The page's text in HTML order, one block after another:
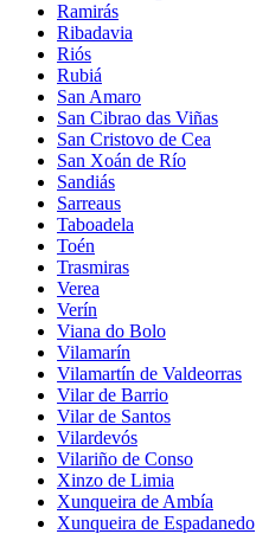
Ramirás
Ribadavia
Riós
Rubiá
San Amaro
San Cibrao das Viñas
San Cristovo de Cea
San Xoán de Río
Sandiás
Sarreaus
Taboadela
Toén
Trasmiras
Verea
Verín
Viana do Bolo
Vilamarín
Vilamartín de Valdeorras
Vilar de Barrio
Vilar de Santos
Vilardevós
Vilariño de Conso
Xinzo de Limia
Xunqueira de Ambía
Xunqueira de Espadanedo